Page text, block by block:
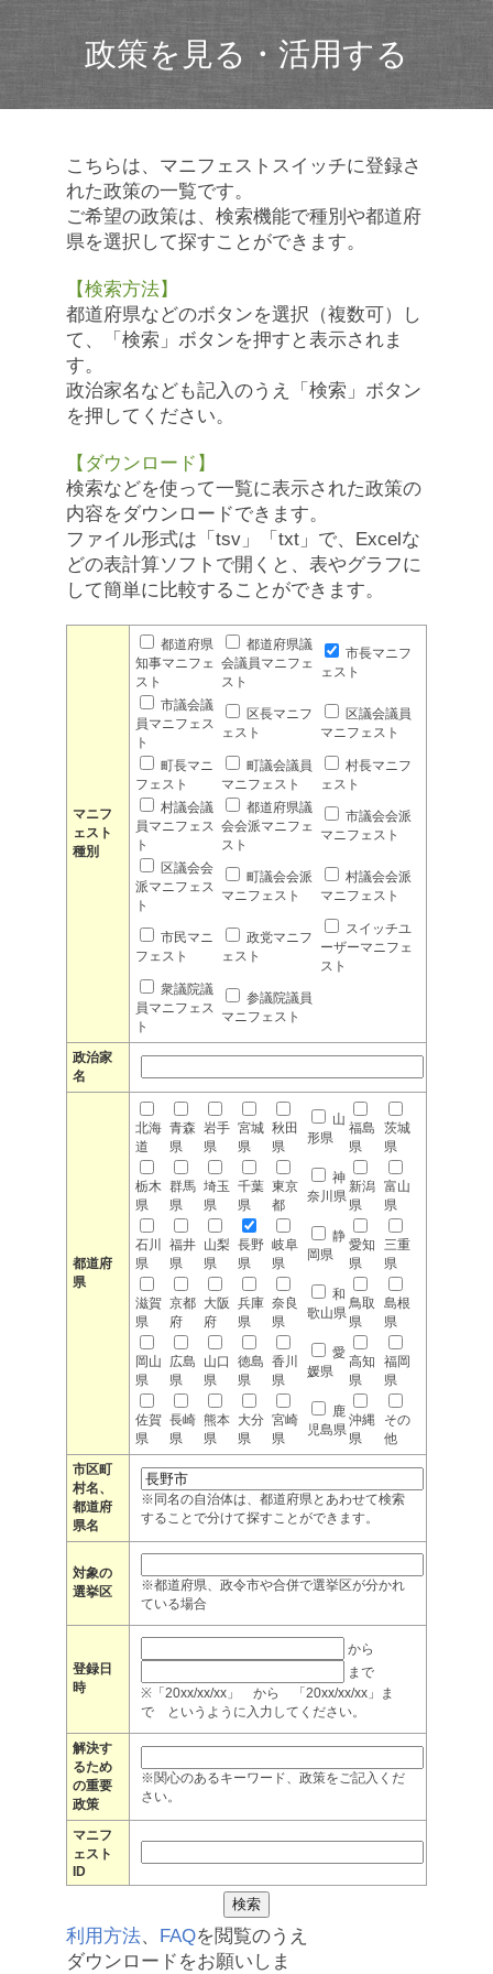
政策を見る・活用する
こちらは、マニフェストスイッチに登録さ
れた政策の一覧です。
ご希望の政策は、検索機能で種別や都道府
県を選択して探すことができます。
【検索方法】
都道府県などのボタンを選択（複数可）し
て、「検索」ボタンを押すと表示されま
す。
政治家名なども記入のうえ「検索」ボタン
を押してください。
【ダウンロード】
検索などを使って一覧に表示された政策の
内容をダウンロードできます。
ファイル形式は「tsv」「txt」で、Excelな
どの表計算ソフトで開くと、表やグラフに
して簡単に比較することができます。
マニフ
ェスト
種別
都道府県
知事マニフェ
スト
都道府県議
会議員マニフェ
スト
市長マニフ
ェスト
市議会議
員マニフェス
ト
区長マニフ
ェスト
区議会議員
マニフェスト
町長マニ
フェスト
町議会議員
マニフェスト
村長マニフ
ェスト
村議会議
員マニフェス
ト
都道府県議
会会派マニフェ
スト
市議会会派
マニフェスト
区議会会
派マニフェス
ト
町議会会派
マニフェスト
村議会会派
マニフェスト
市民マニ
フェスト
政党マニフ
ェスト
スイッチユ
ーザーマニフェ
スト
衆議院議
員マニフェス
ト
参議院議員
マニフェスト
政治家
名
都道府
県
北海
道
青森
県
岩手
県
宮城
県
秋田
県
山
形県
福島
県
茨城
県
栃木
県
群馬
県
埼玉
県
千葉
県
東京
都
神
奈川県
新潟
県
富山
県
石川
県
福井
県
山梨
県
長野
県
岐阜
県
静
岡県
愛知
県
三重
県
滋賀
県
京都
府
大阪
府
兵庫
県
奈良
県
和
歌山県
鳥取
県
島根
県
岡山
県
広島
県
山口
県
徳島
県
香川
県
愛
媛県
高知
県
福岡
県
佐賀
県
長崎
県
熊本
県
大分
県
宮崎
県
鹿
児島県
沖縄
県
その
他
市区町
村名、
都道府
県名
※同名の自治体は、都道府県とあわせて検索
することで分けて探すことができます。
対象の
選挙区
※都道府県、政令市や合併で選挙区が分かれ
ている場合
登録日
時
から
まで
※「20xx/xx/xx」 から 「20xx/xx/xx」ま
で というように入力してください。
解決す
るため
の重要
政策
※関心のあるキーワード、政策をご記入くだ
さい。
マニフ
ェスト
ID
利用方法、 FAQを閲覧のうえ
ダウンロードをお願いしま